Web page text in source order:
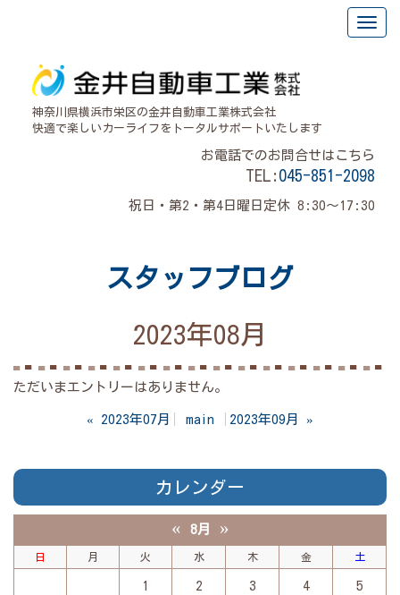
神奈川県横浜市栄区の金井自動車工業株式会社
快適で楽しいカーライフをトータルサポートいたします
お電話でのお問合せはこちら
TEL: 045-851-2098
祝日・第2・第4日曜日定休 8:30～17:30
スタッフブログ
2023年08月
ただいまエントリーはありません。
« 2023年07月 main 2023年09月 »
カレンダー
« 8月 »
日 月 火 水 木 金 土
1 2 3 4 5